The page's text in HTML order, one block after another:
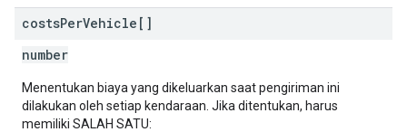
costsPerVehicle[]
number
Menentukan biaya yang dikeluarkan saat pengiriman ini
dilakukan oleh setiap kendaraan. Jika ditentukan, harus
memiliki SALAH SATU: